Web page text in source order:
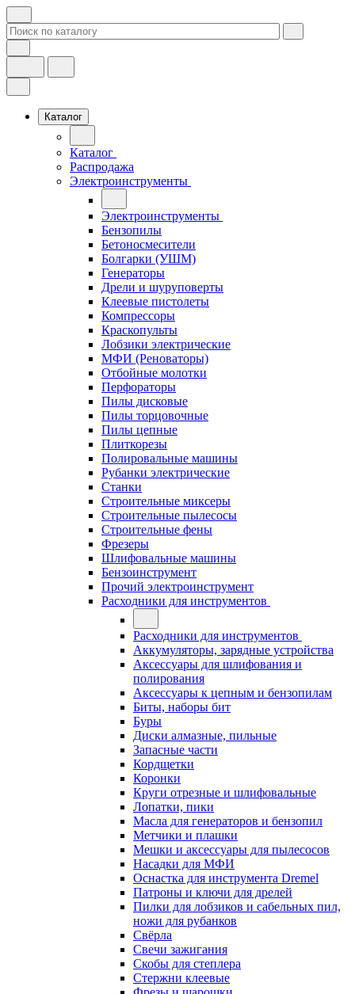
Каталог
Каталог
Распродажа
Электроинструменты
Электроинструменты
Бензопилы
Бетоносмесители
Болгарки (УШМ)
Генераторы
Дрели и шуруповерты
Клеевые пистолеты
Компрессоры
Краскопульты
Лобзики электрические
МФИ (Реноваторы)
Отбойные молотки
Перфораторы
Пилы дисковые
Пилы торцовочные
Пилы цепные
Плиткорезы
Полировальные машины
Рубанки электрические
Станки
Строительные миксеры
Строительные пылесосы
Строительные фены
Фрезеры
Шлифовальные машины
Бензоинструмент
Прочий электроинструмент
Расходники для инструментов
Расходники для инструментов
Аккумуляторы, зарядные устройства
Аксессуары для шлифования и
полирования
Аксессуары к цепным и бензопилам
Биты, наборы бит
Буры
Диски алмазные, пильные
Запасные части
Кордщетки
Коронки
Круги отрезные и шлифовальные
Лопатки, пики
Масла для генераторов и бензопил
Метчики и плашки
Мешки и аксессуары для пылесосов
Насадки для МФИ
Оснастка для инструмента Dremel
Патроны и ключи для дрелей
Пилки для лобзиков и сабельных пил,
ножи для рубанков
Свёрла
Свечи зажигания
Скобы для степлера
Стержни клеевые